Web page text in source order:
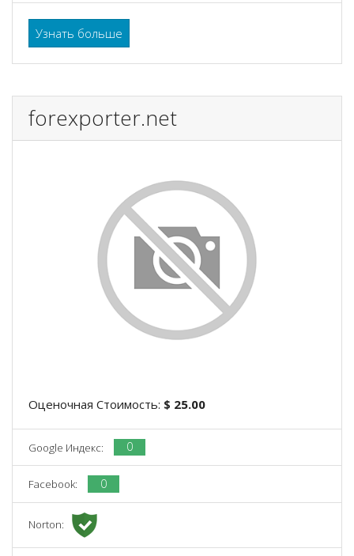
Узнать больше
forexporter.net
Оценочная Стоимость: $ 25.00
Google Индекс: 0
Facebook: 0
Norton: